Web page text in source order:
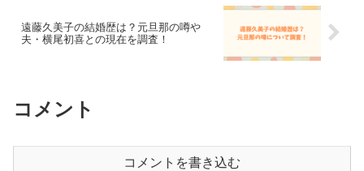
遠藤久美子の結婚歴は？元旦那の噂や
夫・横尾初喜との現在を調査！
コメント
コメントを書き込む